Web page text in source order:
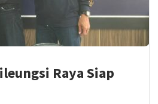
Raya Siap